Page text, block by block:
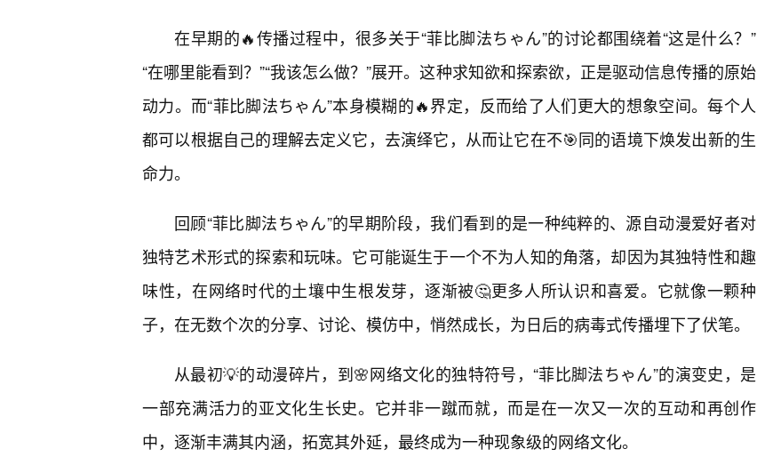
在早期的🔥传播过程中，很多关于“菲比脚法ちゃん”的讨论都围绕着“这是什么？”
“在哪里能看到？”“我该怎么做？”展开。这种求知欲和探索欲，正是驱动信息传播的原始
动力。而“菲比脚法ちゃん”本身模糊的🔥界定，反而给了人们更大的想象空间。每个人
都可以根据自己的理解去定义它，去演绎它，从而让它在不🎯同的语境下焕发出新的生
命力。
回顾“菲比脚法ちゃん”的早期阶段，我们看到的是一种纯粹的、源自动漫爱好者对
独特艺术形式的探索和玩味。它可能诞生于一个不为人知的角落，却因为其独特性和趣
味性，在网络时代的土壤中生根发芽，逐渐被🤔更多人所认识和喜爱。它就像一颗种
子，在无数个次的分享、讨论、模仿中，悄然成长，为日后的病毒式传播埋下了伏笔。
从最初💡的动漫碎片，到🌸网络文化的独特符号，“菲比脚法ちゃん”的演变史，是
一部充满活力的亚文化生长史。它并非一蹴而就，而是在一次又一次的互动和再创作
中，逐渐丰满其内涵，拓宽其外延，最终成为一种现象级的网络文化。